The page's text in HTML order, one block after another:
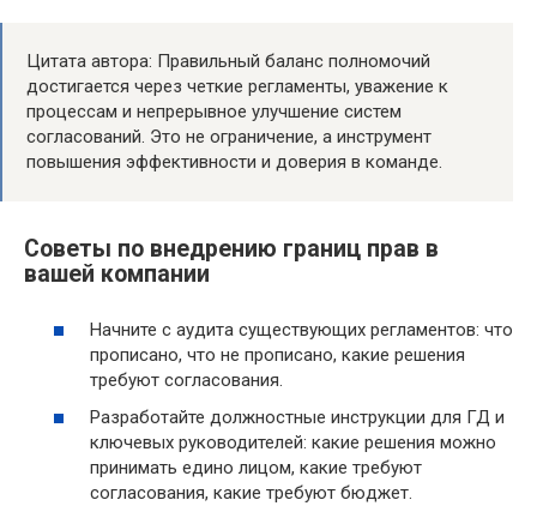
Цитата автора: Правильный баланс полномочий
достигается через четкие регламенты, уважение к
процессам и непрерывное улучшение систем
согласований. Это не ограничение, а инструмент
повышения эффективности и доверия в команде.
Советы по внедрению границ прав в
вашей компании
Начните с аудита существующих регламентов: что
прописано, что не прописано, какие решения
требуют согласования.
Разработайте должностные инструкции для ГД и
ключевых руководителей: какие решения можно
принимать едино лицом, какие требуют
согласования, какие требуют бюджет.